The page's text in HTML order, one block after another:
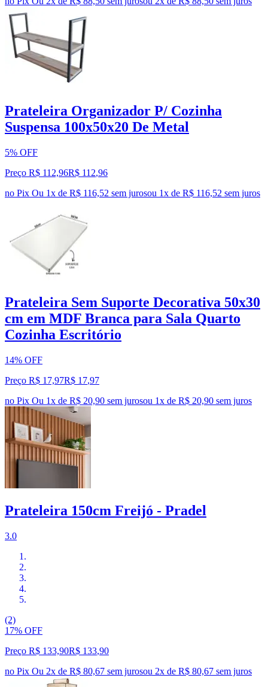
Prateleira Organizador P/ Cozinha
Suspensa 100x50x20 De Metal
5% OFF
Preço R$ 112,96R$ 112,96
no Pix Ou 1x de R$ 116,52 sem jurosou 1x de R$ 116,52 sem juros
Prateleira Sem Suporte Decorativa 50x30
cm em MDF Branca para Sala Quarto
Cozinha Escritório
14% OFF
Preço R$ 17,97R$ 17,97
no Pix Ou 1x de R$ 20,90 sem jurosou 1x de R$ 20,90 sem juros
Prateleira 150cm Freijó - Pradel
3.0
(2)
17% OFF
Preço R$ 133,90R$ 133,90
no Pix Ou 2x de R$ 80,67 sem jurosou 2x de R$ 80,67 sem juros